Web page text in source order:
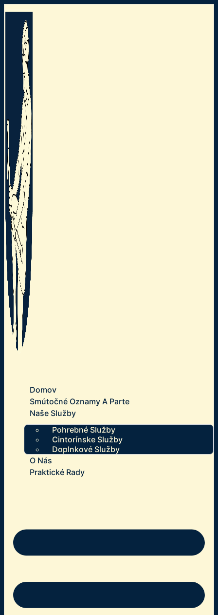
Domov
Smútočné Oznamy A Parte
Naše Služby
Pohrebné Služby
Cintorínske Služby
Doplnkové Služby
O Nás
Praktické Rady